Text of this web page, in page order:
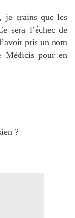
je crains que les
sera l’échec de
pris un nom
Médicis pour en
?